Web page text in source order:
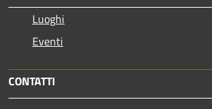
Luoghi
Eventi
CONTATTI